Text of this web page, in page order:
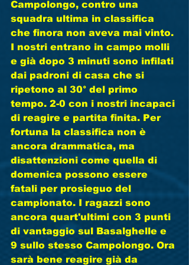
Campolongo, contro una
squadra ultima in classifica
che finora non aveva mai vinto.
I nostri entrano in campo molli
e già dopo 3 minuti sono infilati
dai padroni di casa che si
ripetono al 30° del primo
tempo. 2-0 con i nostri incapaci
di reagire e partita finita. Per
fortuna la classifica non è
ancora drammatica, ma
disattenzioni come quella di
domenica possono essere
fatali per prosieguo del
campionato. I ragazzi sono
ancora quart'ultimi con 3 punti
di vantaggio sul Basalghelle e
9 sullo stesso Campolongo. Ora
sarà bene reagire già da